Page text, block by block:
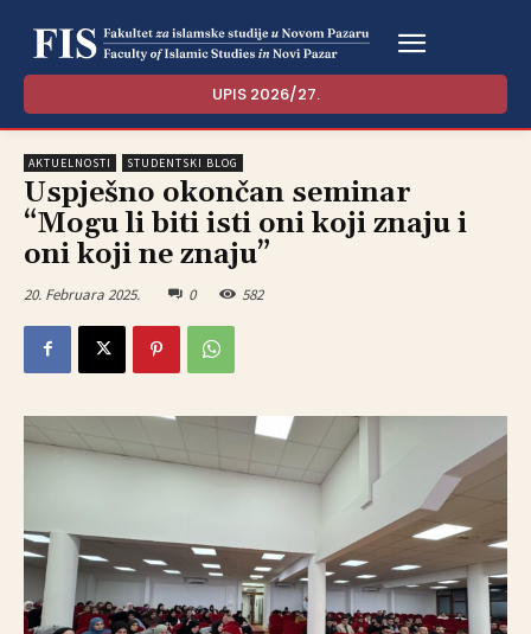
UPIS 2026/27.
AKTUELNOSTI STUDENTSKI BLOG
Uspješno okončan seminar
“Mogu li biti isti oni koji znaju i
oni koji ne znaju”
20. Februara 2025. 0 582